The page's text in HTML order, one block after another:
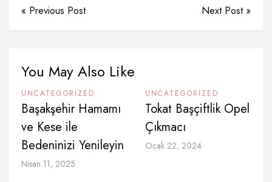
« Previous Post Next Post »
You May Also Like
UNCATEGORIZED
Başakşehir Hamamı
ve Kese ile
Bedeninizi Yenileyin
Nisan 11, 2025
UNCATEGORIZED
Tokat Başçiftlik Opel
Çıkmacı
Ocak 22, 2024